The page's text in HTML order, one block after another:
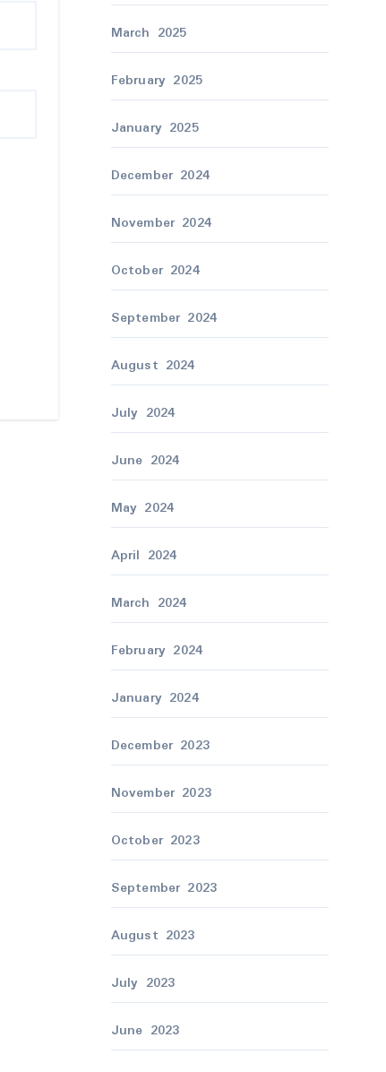
March 2025
February 2025
January 2025
December 2024
November 2024
October 2024
September 2024
August 2024
July 2024
June 2024
May 2024
April 2024
March 2024
February 2024
January 2024
December 2023
November 2023
October 2023
September 2023
August 2023
July 2023
June 2023